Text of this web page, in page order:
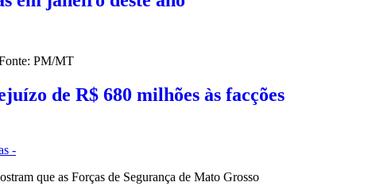
PM/MT
de R$ 680 milhões às facções
que as Forças de Segurança de Mato Grosso